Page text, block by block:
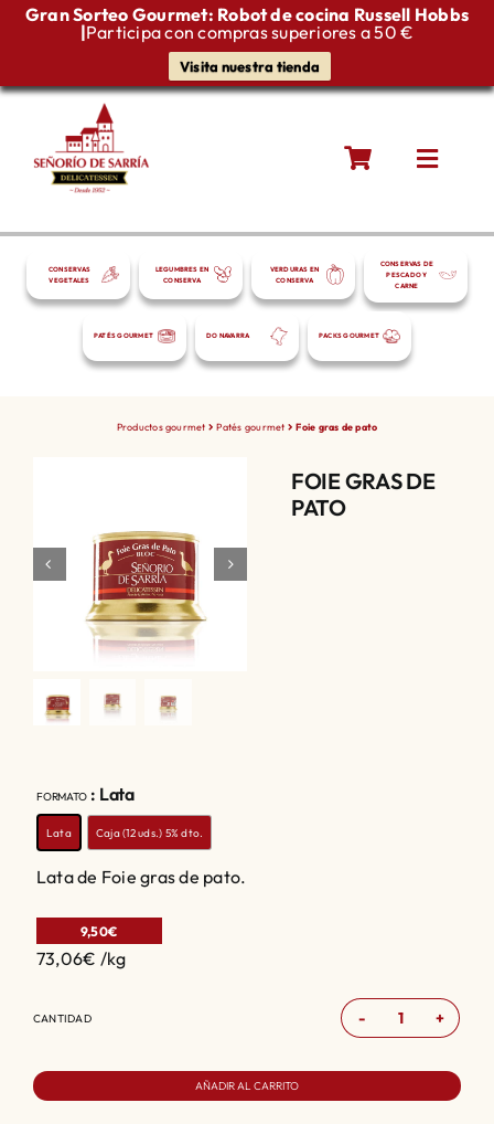
Gran Sorteo Gourmet: Robot de cocina Russell Hobbs
|Participa con compras superiores a 50 €
Visita nuestra tienda
Saltar
contenido
Toggle
Quiénes somos
Productos gourmet
Mi cuenta
CONSERVAS
VEGETALES
LEGUMBRES EN
CONSERVA
VERDURAS EN
CONSERVA
CONSERVAS DE
PESCADO Y
CARNE
PATÉS GOURMET DO NAVARRA PACKS GOURMET
Productos gourmet Patés gourmet Foie gras de pato
FOIE GRAS DE
PATO
FORMATO : Lata
Lata Caja (12 uds.) 5% dto.
Lata de Foie gras de pato.
9,50€
73,06€ /kg
CANTIDAD
Foie
AÑADIR AL CARRITO